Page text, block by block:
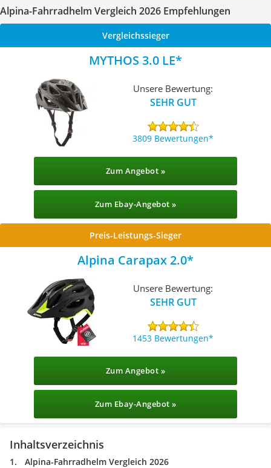
Alpina-Fahrradhelm Vergleich 2026 Empfehlungen
Vergleichssieger
MYTHOS 3.0 LE
Unsere Bewertung:
SEHR GUT
3809 Bewertungen
Zum Angebot »
Zum Ebay-Angebot »
Preis-Leistungs-Sieger
Alpina Carapax 2.0
Unsere Bewertung:
SEHR GUT
1453 Bewertungen
Zum Angebot »
Zum Ebay-Angebot »
Inhaltsverzeichnis
Alpina-Fahrradhelm Vergleich 2026